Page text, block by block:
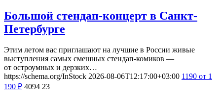
Большой стендап-концерт в Санкт-
Петербурге
Этим летом вас приглашают на лучшие в России живые
выступления самых смешных стендап-комиков —
от остроумных и дерзких…
https://schema.org/InStock 2026-08-06T12:17:00+03:00 1190 от 1
190 ₽ 4094 23